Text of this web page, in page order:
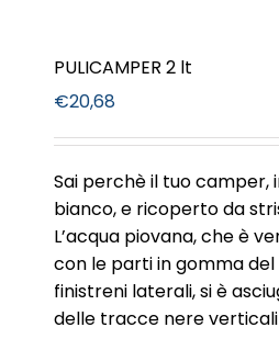
PULICAMPER 2 lt
€20,68
Sai perchè il tuo camper,
bianco, e ricoperto da
L’acqua piovana, che è
con le parti in gomma
finistreni laterali, si è
delle tracce nere